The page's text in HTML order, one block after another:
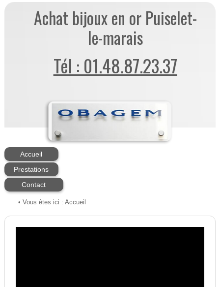
Achat bijoux en or Puiselet-
le-marais
Tél : 01.48.87.23.37
Accueil
Prestations
Contact
• Vous êtes ici : Accueil